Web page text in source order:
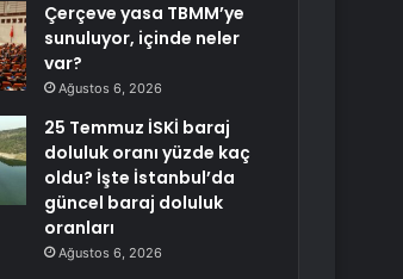
Çerçeve yasa TBMM’ye
sunuluyor, içinde neler
var?
Ağustos 6, 2026
25 Temmuz İSKİ baraj
doluluk oranı yüzde kaç
oldu? İşte İstanbul’da
güncel baraj doluluk
oranları
Ağustos 6, 2026